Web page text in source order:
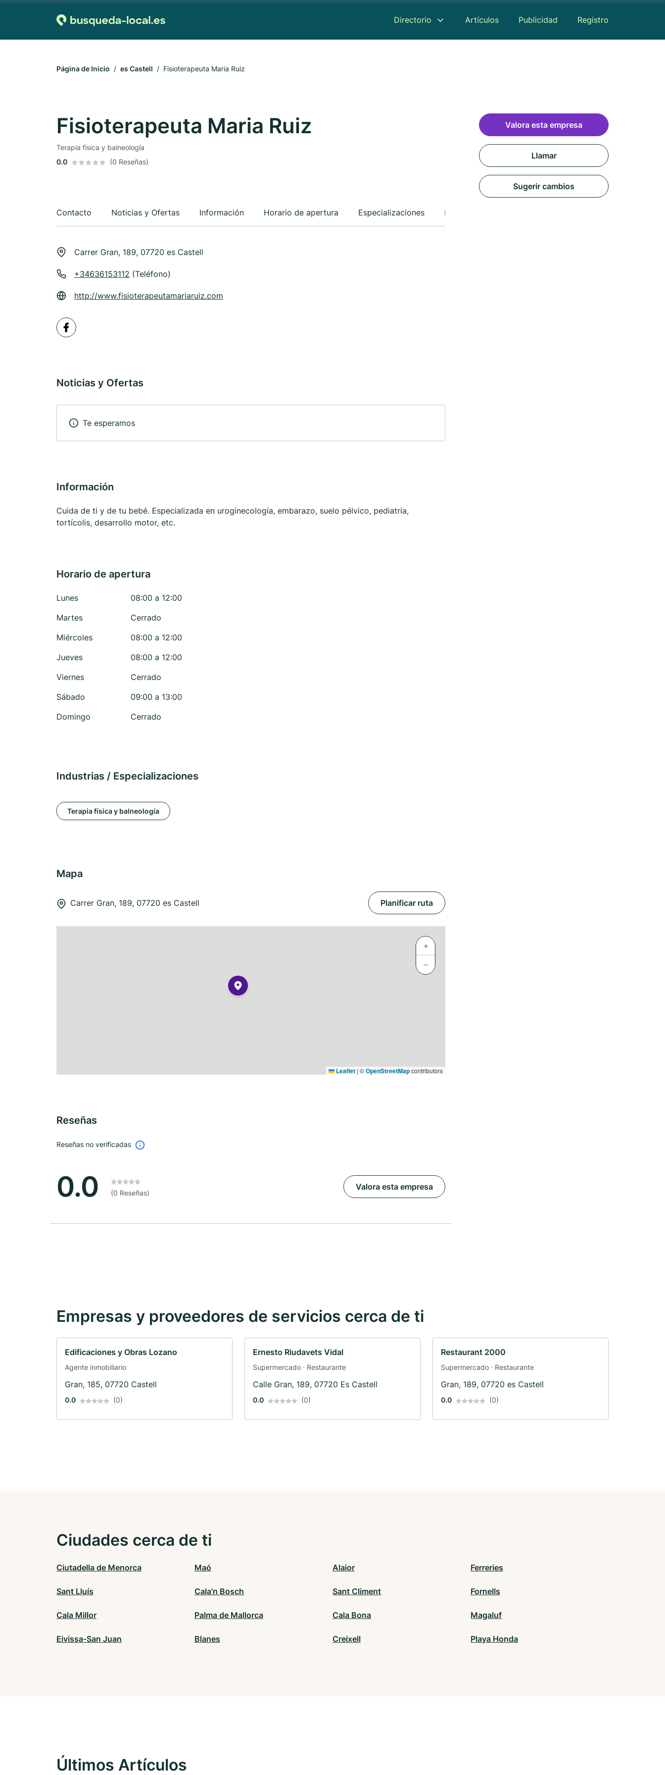
Directorio Artículos Publicidad Registro
Página de Inicio es Castell Fisioterapeuta Maria Ruiz
Fisioterapeuta Maria Ruiz
Terapia física y balneología
0.0
(0 Reseñas)
Contacto Noticias y Ofertas Información Horario de apertura Especializaciones Mapa
Carrer Gran, 189, 07720 es Castell
+34636153112 (Teléfono)
http://www.fisioterapeutamariaruiz.com
Noticias y Ofertas
Te esperamos
Información
Cuida de ti y de tu bebé. Especializada en uroginecología, embarazo, suelo pélvico, pediatría,
tortícolis, desarrollo motor, etc.
Horario de apertura
Lunes
08:00 a 12:00
Martes
Cerrado
Miércoles
08:00 a 12:00
Jueves
08:00 a 12:00
Viernes
Cerrado
Sábado
09:00 a 13:00
Domingo
Cerrado
Industrias / Especializaciones
Terapia física y balneología
Mapa
Carrer Gran, 189, 07720 es Castell Planificar ruta
+
−
Leaflet | ©OpenStreetMapcontributors
Reseñas
Reseñas no verificadas
0.0 (0 Reseñas)
Valora esta empresa
Valora esta empresa
Llamar
Sugerir cambios
Empresas y proveedores de servicios cerca de ti
Edificaciones y Obras Lozano
Agente inmobiliario
Gran, 185, 07720 Castell
0.0 (0)
Ernesto Riudavets Vidal
Supermercado · Restaurante
Calle Gran, 189, 07720 Es Castell
0.0 (0)
Restaurant 2000
Supermercado · Restaurante
Gran, 189, 07720 es Castell
0.0 (0)
Ciudades cerca de ti
Ciutadella de Menorca Maó Alaior Ferreries
Sant Lluís Cala'n Bosch Sant Climent Fornells
Cala Millor Palma de Mallorca Cala Bona Magaluf
Eivissa-San Juan Blanes Creixell Playa Honda
Últimos Artículos